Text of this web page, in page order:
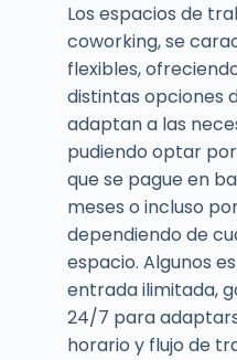
Los espacios de
coworking, se
flexibles,
distintas opciones
adaptan a las
pudiendo optar
que se pague en
meses o incluso
dependiendo de
espacio. Algunos
entrada ilimitada,
24/7 para
horario y flujo de